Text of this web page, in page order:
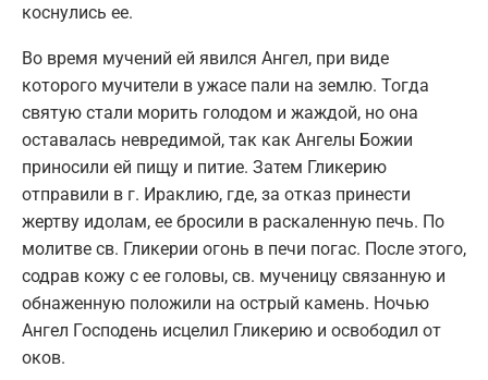
коснулись ее.
Во время мучений ей явился Ангел, при виде
которого мучители в ужасе пали на землю. Тогда
святую стали морить голодом и жаждой, но она
оставалась невредимой, так как Ангелы Божии
приносили ей пищу и питие. Затем Гликерию
отправили в г. Ираклию, где, за отказ принести
жертву идолам, ее бросили в раскаленную печь. По
молитве св. Гликерии огонь в печи погас. После этого,
содрав кожу с ее головы, св. мученицу связанную и
обнаженную положили на острый камень. Ночью
Ангел Господень исцелил Гликерию и освободил от
оков.